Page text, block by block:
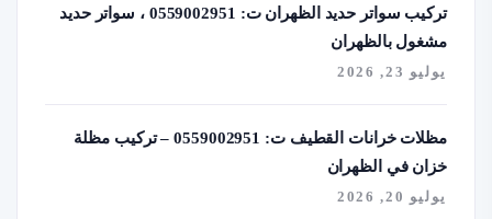
تركيب سواتر حديد الظهران ت: 0559002951 ، سواتر حديد
مشغول بالظهران
يوليو 23, 2026
مظلات خرانات القطيف ت: 0559002951 – تركيب مظلة
خزان في الظهران
يوليو 20, 2026